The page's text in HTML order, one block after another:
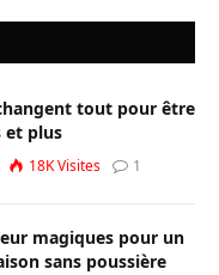
tout pour être
et plus
18KVisites 1
magiques pour un
sans poussière